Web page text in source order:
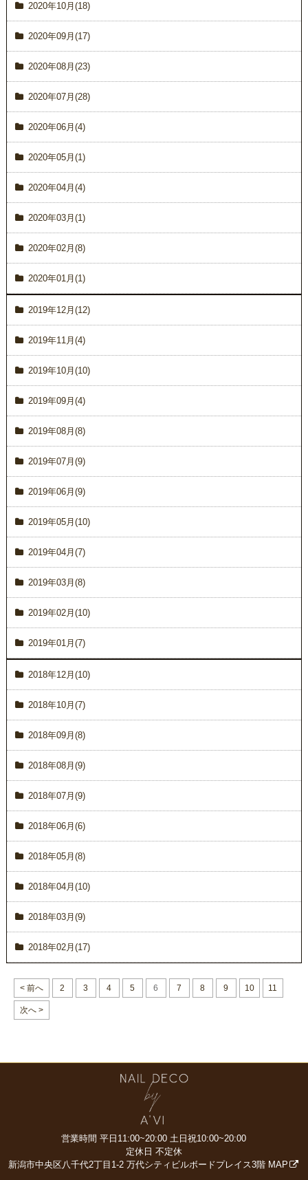
2020年10月(18)
2020年09月(17)
2020年08月(23)
2020年07月(28)
2020年06月(4)
2020年05月(1)
2020年04月(4)
2020年03月(1)
2020年02月(8)
2020年01月(1)
2019年12月(12)
2019年11月(4)
2019年10月(10)
2019年09月(4)
2019年08月(8)
2019年07月(9)
2019年06月(9)
2019年05月(10)
2019年04月(7)
2019年03月(8)
2019年02月(10)
2019年01月(7)
2018年12月(10)
2018年10月(7)
2018年09月(8)
2018年08月(9)
2018年07月(9)
2018年06月(6)
2018年05月(8)
2018年04月(10)
2018年03月(9)
2018年02月(17)
< 前へ 2 3 4 5 6 7 8 9 10 11
次へ >
営業時間 平日11:00~20:00 土日祝10:00~20:00
定休日 不定休
新潟市中央区八千代2丁目1-2万代シティビルボードプレイス3階 MAP